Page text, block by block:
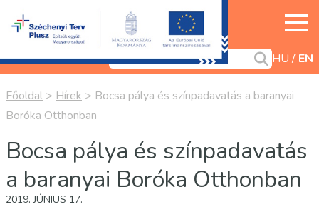
HU EN
Főoldal > Hírek > Bocsa pálya és színpadavatás a baranyai
Boróka Otthonban
Bocsa pálya és színpadavatás
a baranyai Boróka Otthonban
2019. JÚNIUS 17.